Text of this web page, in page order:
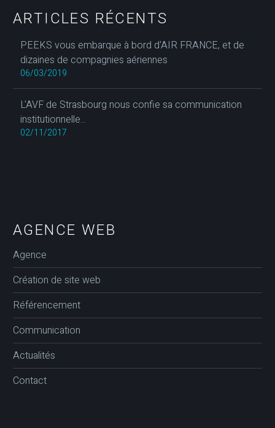
ARTICLES RÉCENTS
PEEKS vous embarque à bord d'AIR FRANCE, et de
dizaines de compagnies aériennes
06/03/2019
L'AVF de Strasbourg nous confie sa communication
institutionnelle...
02/11/2017
AGENCE WEB
Agence
Création de site web
Référencement
Communication
Actualités
Contact